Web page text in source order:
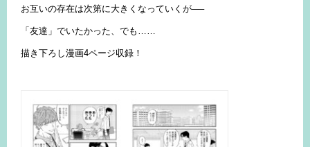
お互いの存在は次第に大きくなっていくが──
「友達」でいたかった、でも……
描き下ろし漫画4ページ収録！